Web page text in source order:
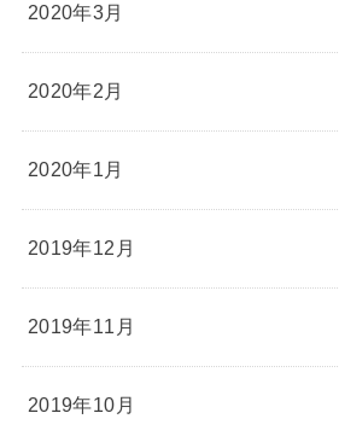
2020年3月
2020年2月
2020年1月
2019年12月
2019年11月
2019年10月